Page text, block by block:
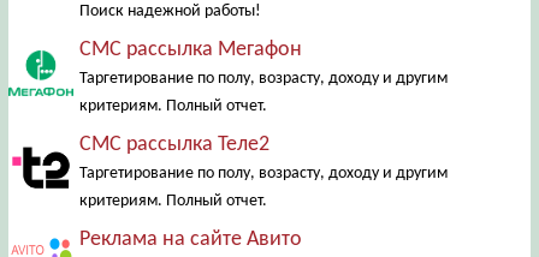
Поиск надежной работы!
СМС рассылка Мегафон
Таргетирование по полу, возрасту, доходу и другим
критериям. Полный отчет.
СМС рассылка Теле2
Таргетирование по полу, возрасту, доходу и другим
критериям. Полный отчет.
Реклама на сайте Авито